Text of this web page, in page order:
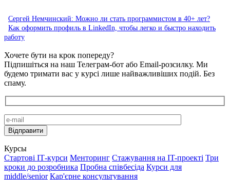
Сергей Немчинский: Можно ли стать программистом в 40+ лет?
Как оформить профиль в LinkedIn, чтобы легко и быстро находить
работу
Хочете бути на крок попереду?
Підпишіться на наш Телеграм-бот або Email-розсилку. Ми
будемо тримати вас у курсі лише найважливіших подій. Без
спаму.
Курсы
Стартові IТ-курси Менторинг Стажування на IT-проекті Три
кроки до розробника Пробна співбесіда Курси для
middle/senior Кар'єрне консультування